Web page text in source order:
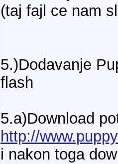
(taj fajl ce nam
5.)Dodavanje
flash
5.a)Download
http://
i nakon toga